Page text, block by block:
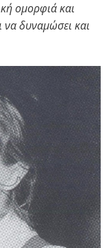
ομορφιά και
να δυναμώσει και